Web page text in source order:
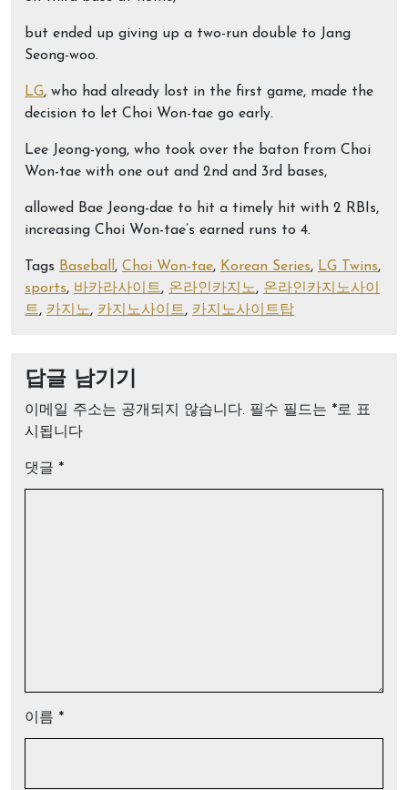
but ended up giving up a two-run double to Jang
Seong-woo.
LG, who had already lost in the first game, made the
decision to let Choi Won-tae go early.
Lee Jeong-yong, who took over the baton from Choi
Won-tae with one out and 2nd and 3rd bases,
allowed Bae Jeong-dae to hit a timely hit with 2 RBIs,
increasing Choi Won-tae’s earned runs to 4.
Tags Baseball , Choi Won-tae, Korean Series, LG Twins,
sports, 바카라사이트, 온라인카지노, 온라인카지노사이
트, 카지노, 카지노사이트, 카지노사이트탑
답글 남기기
이메일 주소는 공개되지 않습니다. 필수 필드는 *로 표
시됩니다
댓글 *
이름 *